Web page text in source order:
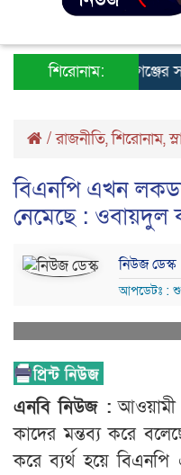
শিরোনাম:বেগমগঞ্জের
/রাজনীতি,শিরোনাম,
বিএনপি এখন
নেমেছে : ওবায়দুল
নিউজ ডেস্ক
আপডেটঃ :
এনবি নিউজ : আওয়ামী
কাদের মন্তব্য করে
করে ব্যর্থ হয়ে